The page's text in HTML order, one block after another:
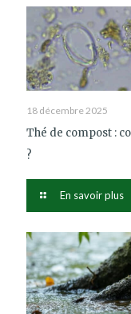
18 décembre 2025
Thé de compost :
?
En savoir plus